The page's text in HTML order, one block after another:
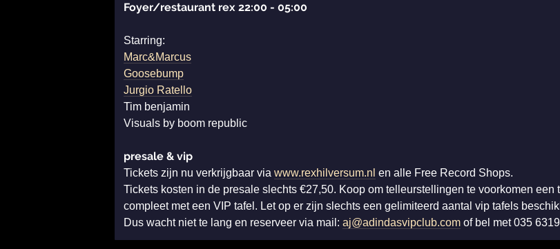
Foyer/restaurant rex 22:00 - 05:00
Starring:
Marc&Marcus
Goosebump
Jurgio Ratello
Tim benjamin
Visuals by boom republic
presale & vip
Tickets zijn nu verkrijgbaar via www.rexhilversum.nl en alle Free Record Shops.
Tickets kosten in de presale slechts €27,50. Koop om telleurstellingen te voorkomen
compleet met een VIP tafel. Let op er zijn slechts een gelimiteerd aantal vip tafels
Dus wacht niet te lang en reserveer via mail: aj@adindasvipclub.comof bel met 035